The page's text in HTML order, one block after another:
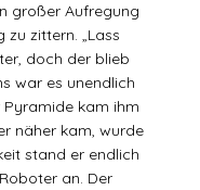
großer Aufregung
zittern. „Lass
doch der blieb
war es unendlich
Pyramide kam ihm
näher kam, wurde
stand er endlich
an. Der